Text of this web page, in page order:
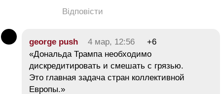
Відповісти
george push 4 мар, 12:56
+6
«Дональда Трампа необходимо
дискредитировать и смешать с грязью.
Это главная задача стран коллективной
Европы.»